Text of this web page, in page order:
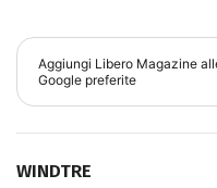
Aggiungi Libero Magazine
Google preferite
WINDTRE